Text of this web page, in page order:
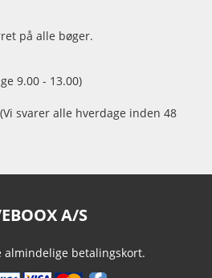
på alle bøger.
9.00 - 13.00)
(Vi svarer alle hverdage inden 48
A/S
almindelige betalingskort.